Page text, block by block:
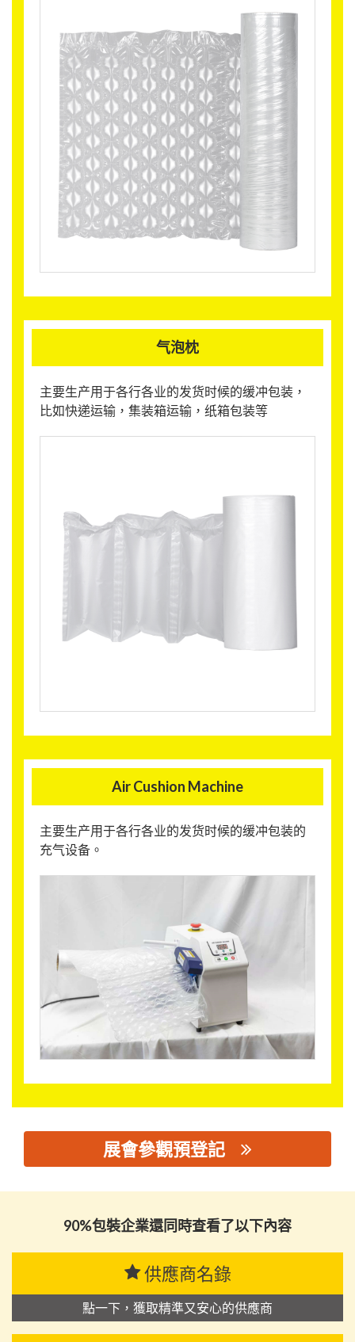
气泡枕
主要生产用于各行各业的发货时候的缓冲包装，
比如快递运输，集装箱运输，纸箱包装等
Air Cushion Machine
主要生产用于各行各业的发货时候的缓冲包装的
充气设备。
展會參觀預登記
90%包裝企業還同時查看了以下內容
供應商名錄
點一下，獲取精準又安心的供應商